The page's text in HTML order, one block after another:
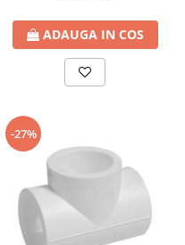
ADAUGA IN COS
-27%